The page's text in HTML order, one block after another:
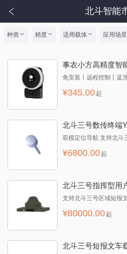
北斗智能
种类 精度 适用载体 应用场景
事农小方高精度智
免安装丨远程控制丨蓝
¥345.00 起
北斗三号数传终端
双模定位导航 支持北斗
¥6800.00 起
北斗三号指挥型用
支持北斗三号区域短报
¥80000.00 起
北斗三号短报文车